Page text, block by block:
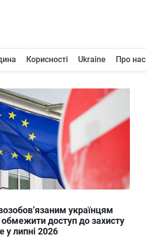
Корисності Ukraine Про нас
українцям
доступ до захисту
у липні 2026